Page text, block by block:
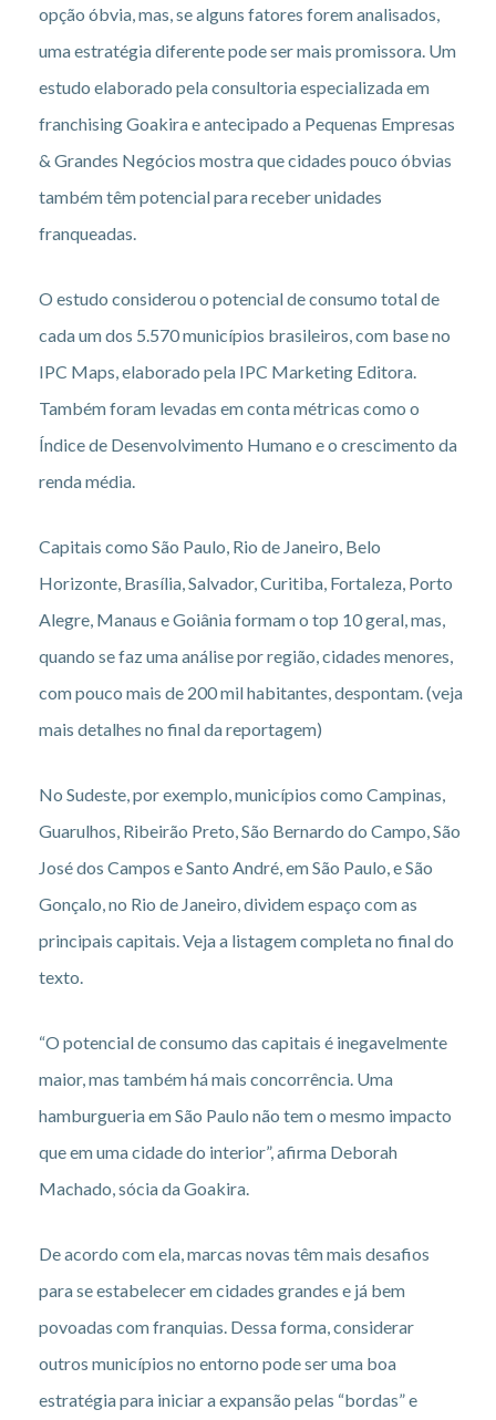
opção óbvia, mas, se alguns fatores forem analisados,
uma estratégia diferente pode ser mais promissora. Um
estudo elaborado pela consultoria especializada em
franchising Goakira e antecipado a Pequenas Empresas
& Grandes Negócios mostra que cidades pouco óbvias
também têm potencial para receber unidades
franqueadas.
O estudo considerou o potencial de consumo total de
cada um dos 5.570 municípios brasileiros, com base no
IPC Maps, elaborado pela IPC Marketing Editora.
Também foram levadas em conta métricas como o
Índice de Desenvolvimento Humano e o crescimento da
renda média.
Capitais como São Paulo, Rio de Janeiro, Belo
Horizonte, Brasília, Salvador, Curitiba, Fortaleza, Porto
Alegre, Manaus e Goiânia formam o top 10 geral, mas,
quando se faz uma análise por região, cidades menores,
com pouco mais de 200 mil habitantes, despontam. (veja
mais detalhes no final da reportagem)
No Sudeste, por exemplo, municípios como Campinas,
Guarulhos, Ribeirão Preto, São Bernardo do Campo, São
José dos Campos e Santo André, em São Paulo, e São
Gonçalo, no Rio de Janeiro, dividem espaço com as
principais capitais. Veja a listagem completa no final do
texto.
“O potencial de consumo das capitais é inegavelmente
maior, mas também há mais concorrência. Uma
hamburgueria em São Paulo não tem o mesmo impacto
que em uma cidade do interior”, afirma Deborah
Machado, sócia da Goakira.
De acordo com ela, marcas novas têm mais desafios
para se estabelecer em cidades grandes e já bem
povoadas com franquias. Dessa forma, considerar
outros municípios no entorno pode ser uma boa
estratégia para iniciar a expansão pelas “bordas” e